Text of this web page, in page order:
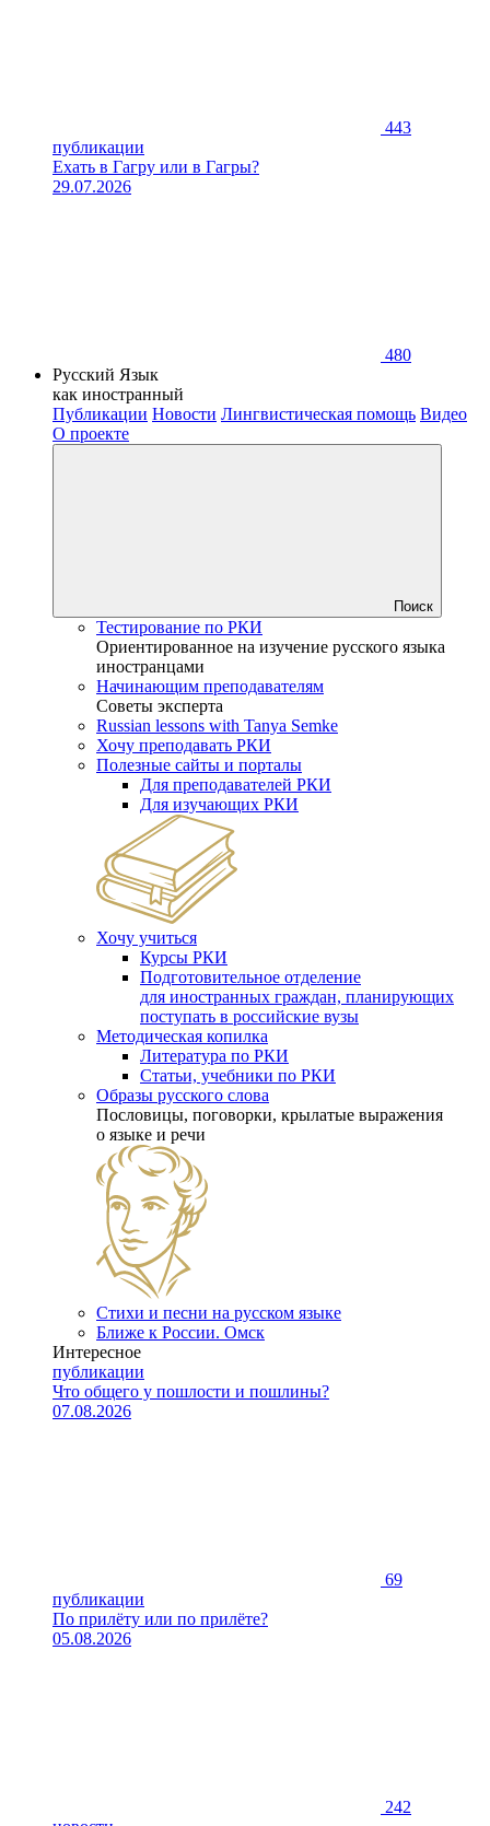
443
публикации
Ехать в Гагру или в Гагры?
29.07.2026
480
Русский Язык
как иностранный
Публикации Новости Лингвистическая помощь Видео
О проекте
Поиск
Тестирование по РКИ
Ориентированное на изучение русского языка
иностранцами
Начинающим преподавателям
Советы эксперта
Russian lessons with Tanya Semke
Хочу преподавать РКИ
Полезные сайты и порталы
Для преподавателей РКИ
Для изучающих РКИ
Хочу учиться
Курсы РКИ
Подготовительное отделение
для иностранных граждан, планирующих
поступать в российские вузы
Методическая копилка
Литература по РКИ
Статьи, учебники по РКИ
Образы русского слова
Пословицы, поговорки, крылатые выражения
о языке и речи
Стихи и песни на русском языке
Ближе к России. Омск
Интересное
публикации
Что общего у пошлости и пошлины?
07.08.2026
69
публикации
По прилёту или по прилёте?
05.08.2026
242